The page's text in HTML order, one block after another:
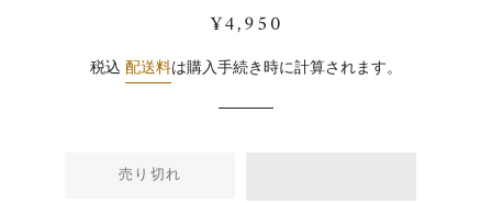
通
価
販
価
¥4,950
税込 配送料は購入手続き時に計算されます。
売り切れ